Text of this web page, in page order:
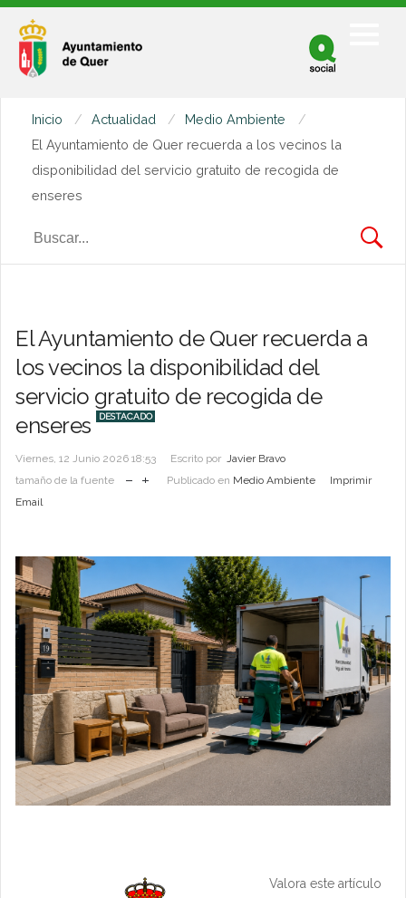
Inicio Actualidad
Medio Ambiente
El Ayuntamiento de Quer recuerda a los vecinos la
disponibilidad del servicio gratuito de recogida de
enseres
El Ayuntamiento de Quer recuerda a
los vecinos la disponibilidad del
servicio gratuito de recogida de
enseres
DESTACADO
Viernes, 12 Junio 2026 18:53 Escrito por
Javier Bravo
tamaño de la fuente
Publicado en Medio Ambiente
Imprimir
Email
Valora este artículo